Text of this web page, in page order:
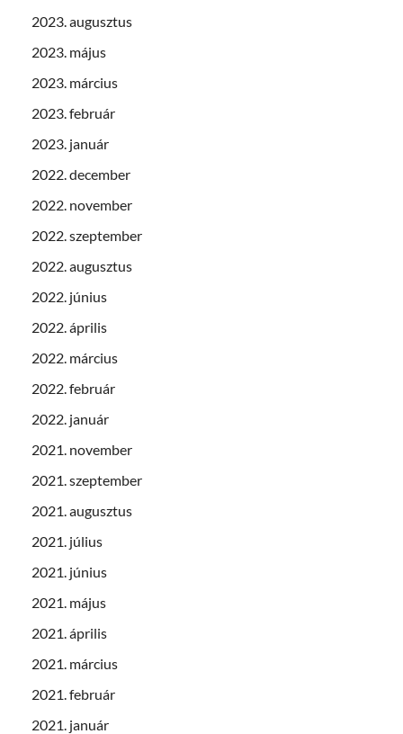
2023. augusztus
2023. május
2023. március
2023. február
2023. január
2022. december
2022. november
2022. szeptember
2022. augusztus
2022. június
2022. április
2022. március
2022. február
2022. január
2021. november
2021. szeptember
2021. augusztus
2021. július
2021. június
2021. május
2021. április
2021. március
2021. február
2021. január